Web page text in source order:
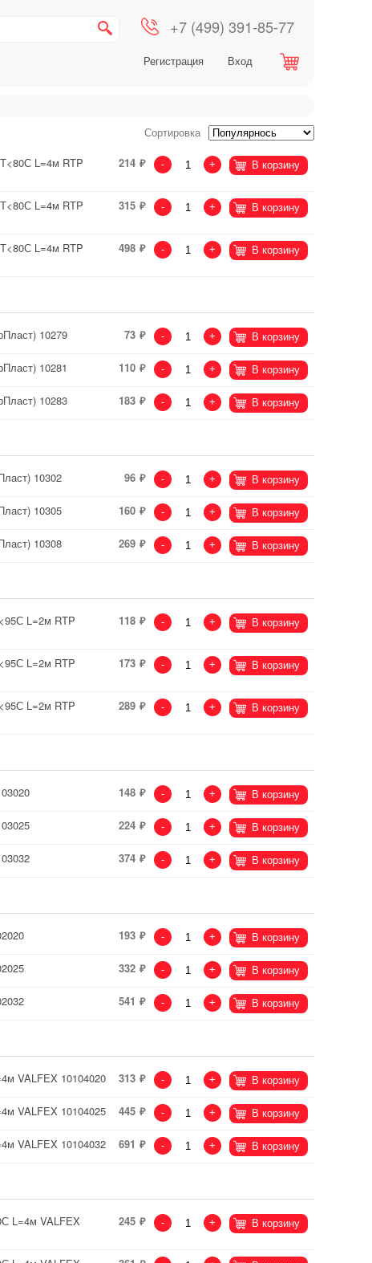
+7 (499) 391-85-77
Регистрация Вход
Сортировка
L=4м RTP
214 - + В корзину
L=4м RTP
315 - + В корзину
L=4м RTP
498 - + В корзину
10279 73 - + В корзину
10281 110 - + В корзину
10283 183 - + В корзину
10302 96 - + В корзину
10305 160 - + В корзину
10308 269 - + В корзину
L=2м RTP
118 - + В корзину
L=2м RTP
173 - + В корзину
L=2м RTP
289 - + В корзину
148 - + В корзину
224 - + В корзину
374 - + В корзину
193 - + В корзину
332 - + В корзину
541 - + В корзину
VALFEX 10104020 313 - + В корзину
VALFEX 10104025 445 - + В корзину
VALFEX 10104032 691 - + В корзину
L=4м VALFEX
245 - + В корзину